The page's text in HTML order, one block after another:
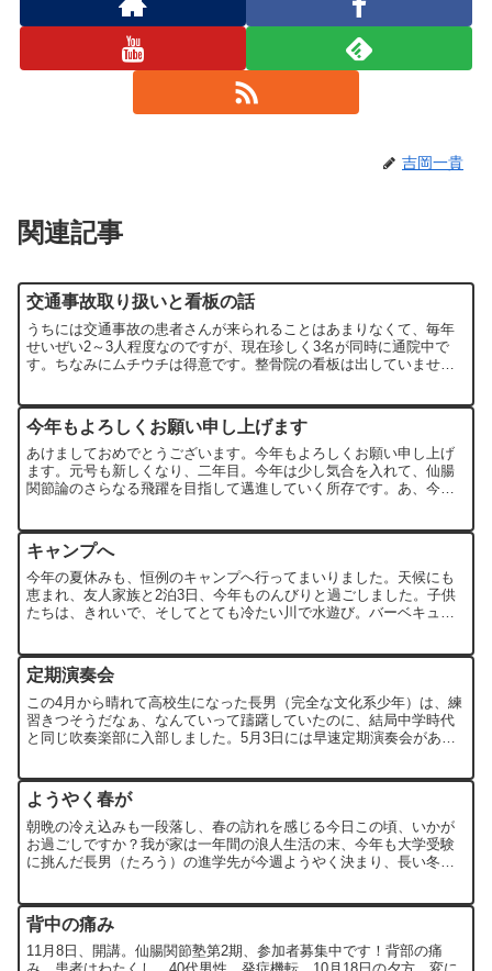
吉岡一貴
関連記事
交通事故取り扱いと看板の話
うちには交通事故の患者さんが来られることはあまりなくて、毎年
せいぜい2～3人程度なのですが、現在珍しく3名が同時に通院中で
す。ちなみにムチウチは得意です。整骨院の看板は出していません
今年もよろしくお願い申し上げます
あけましておめでとうございます。今年もよろしくお願い申し上げ
ます。元号も新しくなり、二年目。今年は少し気合を入れて、仙腸
関節論のさらなる飛躍を目指して邁進していく所存です。あ、今年
キャンプへ
今年の夏休みも、恒例のキャンプへ行ってまいりました。天候にも
恵まれ、友人家族と2泊3日、今年ものんびりと過ごしました。子供
たちは、きれいで、そしてとても冷たい川で水遊び。バーベキュー
定期演奏会
この4月から晴れて高校生になった長男（完全な文化系少年）は、練
習きつそうだなぁ、なんていって躊躇していたのに、結局中学時代
と同じ吹奏楽部に入部しました。5月3日には早速定期演奏会がある
ようやく春が
朝晩の冷え込みも一段落し、春の訪れを感じる今日この頃、いかが
お過ごしですか？我が家は一年間の浪人生活の末、今年も大学受験
に挑んだ長男（たろう）の進学先が今週ようやく決まり、長い冬が
背中の痛み
11月8日、開講。仙腸関節塾第2期、参加者募集中です！背部の痛